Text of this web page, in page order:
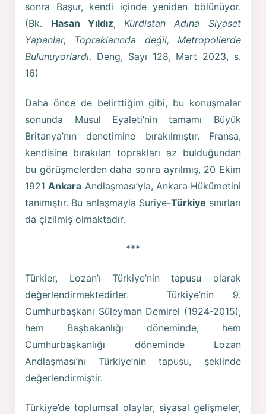
sonra Başur, kendi içinde yeniden bölünüyor.
(Bk. Hasan Yıldız,Kürdistan Adına Siyaset
Yapanlar, Topraklarında değil, Metropollerde
Bulunuyorlardı. Deng, Sayı 128, Mart 2023, s.
16)
Daha önce de belirttiğim gibi, bu konuşmalar
sonunda Musul Eyaleti’nin tamamı Büyük
Britanya’nın denetimine bırakılmıştır. Fransa,
kendisine bırakılan toprakları az bulduğundan
bu görüşmelerden daha sonra ayrılmış, 20 Ekim
1921Ankara Andlaşması’yla, Ankara Hükümetini
tanımıştır. Bu anlaşmayla Suriye-Türkiye sınırları
da çizilmiş olmaktadır.
***
Türkler, Lozan’ı Türkiye’nin tapusu olarak
değerlendirmektedirler. Türkiye’nin 9.
Cumhurbaşkanı Süleyman Demirel (1924-2015),
hem Başbakanlığı döneminde, hem
Cumhurbaşkanlığı döneminde Lozan
Andlaşması’nı Türkiye’nin tapusu, şeklinde
değerlendirmiştir.
Türkiye’de toplumsal olaylar, siyasal gelişmeler,